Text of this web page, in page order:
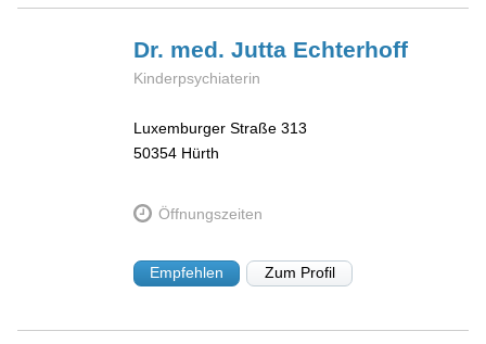
Dr. med. Jutta Echterhoff
Kinderpsychiaterin
Luxemburger Straße 313
50354 Hürth
Öffnungszeiten
Empfehlen Zum Profil